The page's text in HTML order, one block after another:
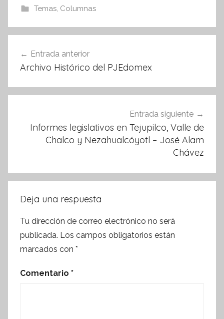
e
b
o
k
er s
A
p
Temas, Columnas
de
Entrada anterior
Archivo Histórico del PJEdomex
Entrada siguiente
Informes legislativos en Tejupilco, Valle de
Chalco y Nezahualcóyotl – José Alam
Chávez
Deja una respuesta
Tu dirección de correo electrónico no será
publicada. Los campos obligatorios están
marcados con *
Comentario *